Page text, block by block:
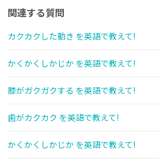
関連する質問
カクカクした動き を英語で教えて!
かくかくしかじか を英語で教えて!
膝がガクガクする を英語で教えて!
歯がカクカク を英語で教えて!
かくかくしかじか を英語で教えて!